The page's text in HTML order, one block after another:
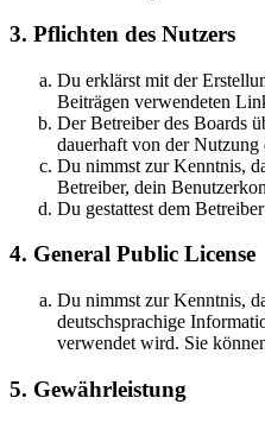
3. Pflichten des Nutzers
Du erklärst mit der
Beiträgen verwendeten
Der Betreiber des Boards
dauerhaft von der Nutzung
Du nimmst zur Kenntnis,
Betreiber, dein
Du gestattest dem
4. General Public License
Du nimmst zur Kenntnis,
deutschsprachige
verwendet wird. Sie
5. Gewährleistung